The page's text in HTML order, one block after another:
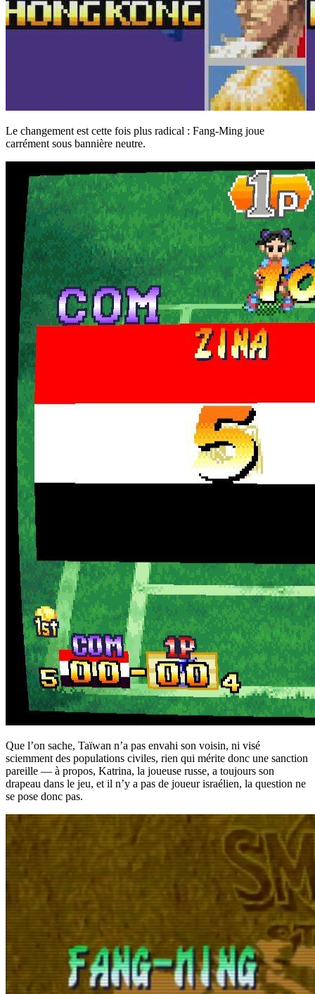
Le changement est cette fois plus radical : Fang-Ming joue
carrément sous bannière neutre.
Que l’on sache, Taïwan n’a pas envahi son voisin, ni visé
sciemment des populations civiles, rien qui mérite donc une sanction
pareille — à propos, Katrina, la joueuse russe, a toujours son
drapeau dans le jeu, et il n’y a pas de joueur israélien, la question ne
se pose donc pas.